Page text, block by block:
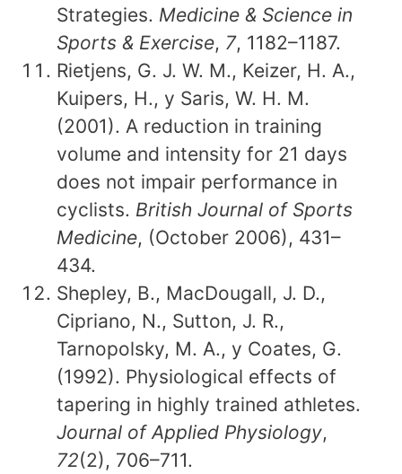
Strategies. Medicine & Science in
Sports & Exercise, 7, 1182–1187.
Rietjens, G. J. W. M., Keizer, H. A.,
Kuipers, H., y Saris, W. H. M.
(2001). A reduction in training
volume and intensity for 21 days
does not impair performance in
cyclists. British Journal of Sports
Medicine, (October 2006), 431–
434.
Shepley, B., MacDougall, J. D.,
Cipriano, N., Sutton, J. R.,
Tarnopolsky, M. A., y Coates, G.
(1992). Physiological effects of
tapering in highly trained athletes.
Journal of Applied Physiology,
72(2), 706–711.